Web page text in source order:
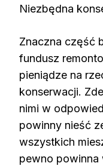
Niezbędna
Znaczna część
fundusz
pieniądze na
konserwacji.
nimi w
powinny nieść
wszystkich
pewno powinna